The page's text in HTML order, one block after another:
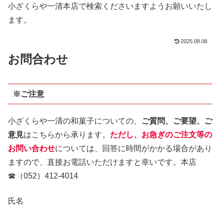
小ざくらや一清本店で検索くださいますようお願いいたし
ます。
2025.08.08
お問合わせ
※ご注意
小ざくらや一清の和菓子についての、
ご質問、ご要望、ご
意見はこちらから承ります。 ただし、お急ぎのご注文等の
お問い合わせについては、回答に時間がかかる場合があり
ますので、直接お電話いただけますと幸いです。本店
☎（052）412-4014
氏名